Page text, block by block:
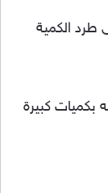
طرد الكمية
بكميات كبيرة